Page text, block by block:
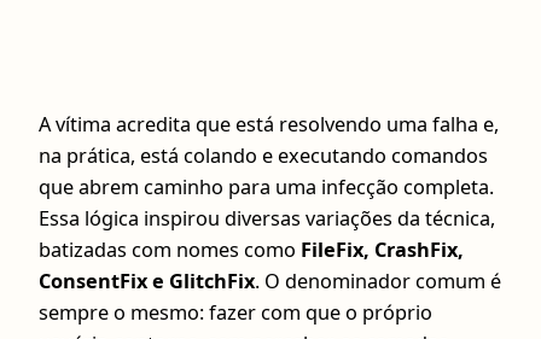
A vítima acredita que está resolvendo uma falha e,
na prática, está colando e executando comandos
que abrem caminho para uma infecção completa.
Essa lógica inspirou diversas variações da técnica,
batizadas com nomes como FileFix, CrashFix,
ConsentFix e GlitchFix. O denominador comum é
sempre o mesmo: fazer com que o próprio